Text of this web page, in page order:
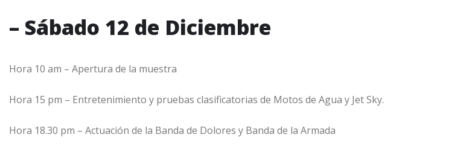
– Sábado 12 de Diciembre
Hora 10 am – Apertura de la muestra
Hora 15 pm – Entretenimiento y pruebas clasificatorias de Motos de Agua y Jet Sky.
Hora 18.30 pm – Actuación de la Banda de Dolores y Banda de la Armada